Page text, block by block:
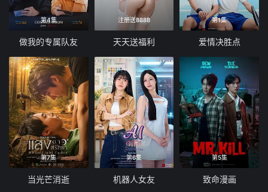
第4集
做我的专属队友
注册送8888
天天送福利
第1集
爱情决胜点
第7集
当光芒消逝
第6集
机器人女友
第5集
致命漫画